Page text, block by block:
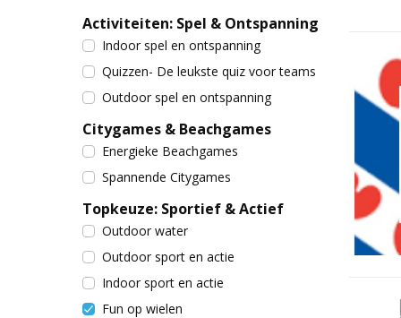
Activiteiten: Spel & Ontspanning
Indoor spel en ontspanning
Quizzen- De leukste quiz voor teams
Outdoor spel en ontspanning
Citygames & Beachgames
Energieke Beachgames
Spannende Citygames
Topkeuze: Sportief & Actief
Outdoor water
Outdoor sport en actie
Indoor sport en actie
Fun op wielen